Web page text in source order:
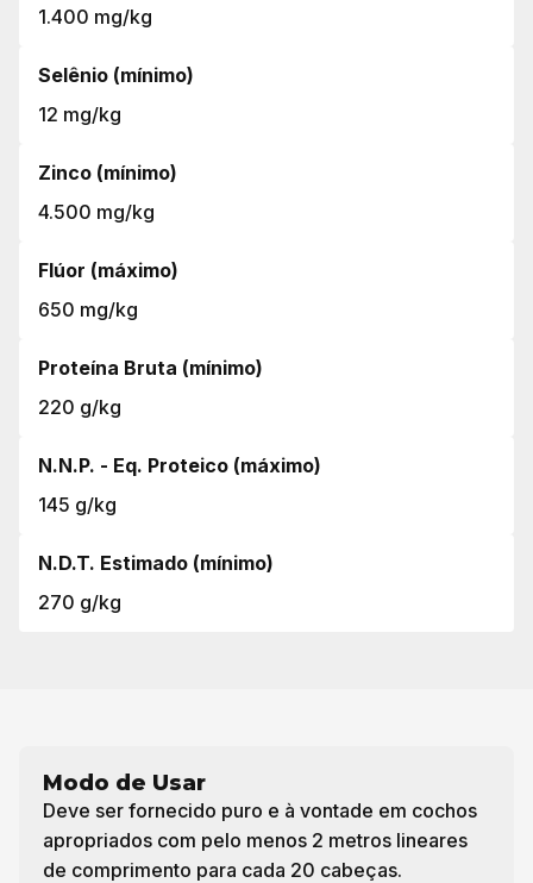
1.400 mg/kg
Selênio (mínimo)
12 mg/kg
Zinco (mínimo)
4.500 mg/kg
Flúor (máximo)
650 mg/kg
Proteína Bruta (mínimo)
220 g/kg
N.N.P. - Eq. Proteico (máximo)
145 g/kg
N.D.T. Estimado (mínimo)
270 g/kg
Modo de Usar
Deve ser fornecido puro e à vontade em cochos
apropriados com pelo menos 2 metros lineares
de comprimento para cada 20 cabeças.